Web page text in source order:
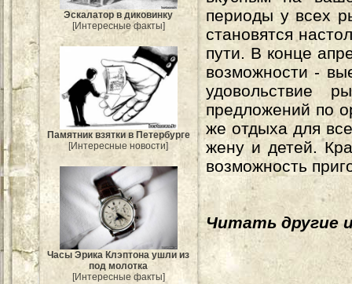
Эскалатор в диковинку
[Интересные факты]
Памятник взятки в Петербурге
[Интересные новости]
Часы Эрика Клэптона ушли из
под молотка
[Интересные факты]
периоды у всех
становятся
пути. В конце
возможности -
удовольствие
предложений по
же отдыха для
жену и детей.
возможность
Читать другие